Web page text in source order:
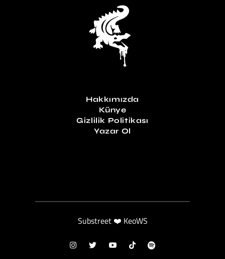
Hakkımızda
Künye
Gizlilik Politikası
Yazar Ol
Substreet ❤️ KeoWS